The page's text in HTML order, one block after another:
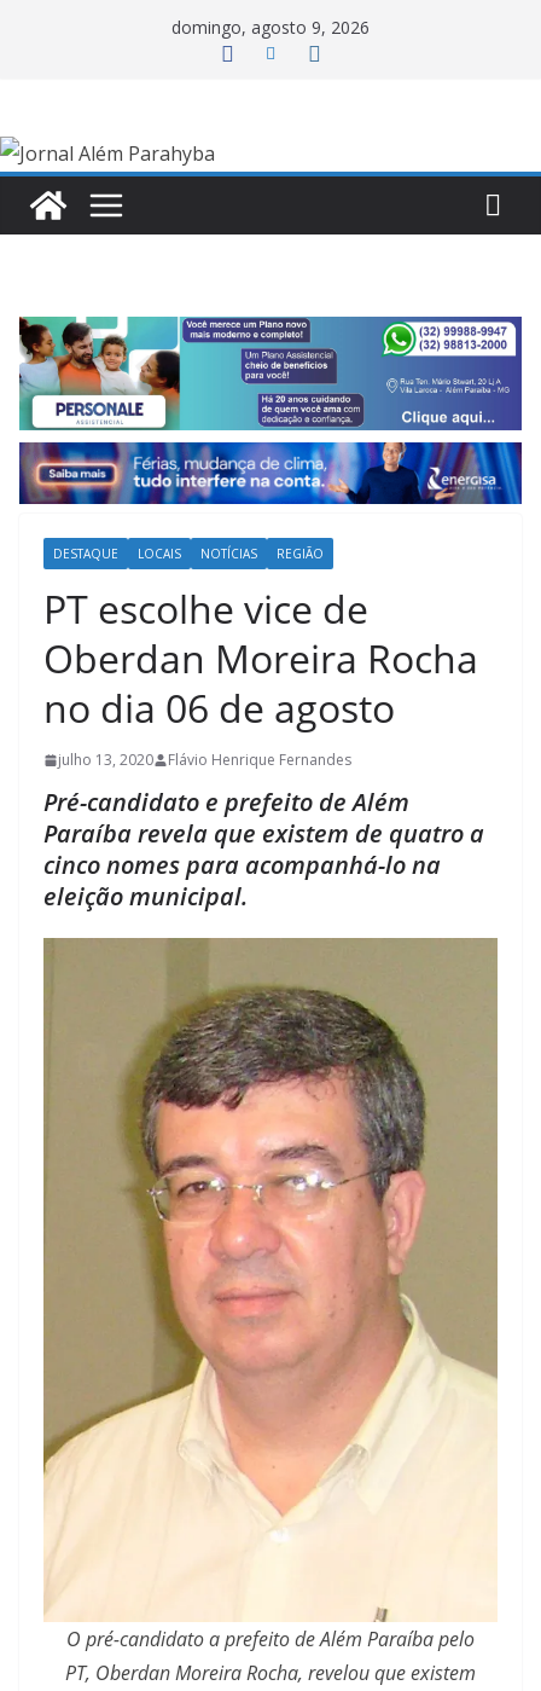
domingo, agosto 9, 2026
DESTAQUE LOCAIS NOTÍCIAS REGIÃO
PT escolhe vice de
Oberdan Moreira Rocha
no dia 06 de agosto
julho 13, 2020 Flávio Henrique Fernandes
Pré-candidato e prefeito de Além
Paraíba revela que existem de quatro a
cinco nomes para acompanhá-lo na
eleição municipal.
O pré-candidato a prefeito de Além Paraíba pelo
PT, Oberdan Moreira Rocha, revelou que existem